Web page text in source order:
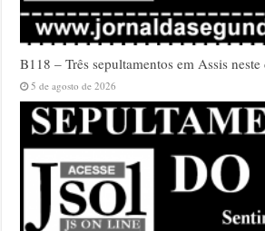
B118 – Três sepultamentos em Assis
5 de agosto de 2026